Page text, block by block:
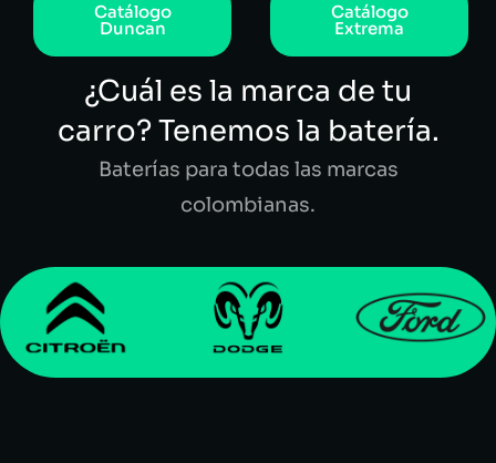
Catálogo
Duncan
Catálogo
Extrema
¿Cuál es la marca de tu
carro? Tenemos la batería.
Baterías para todas las marcas
colombianas.